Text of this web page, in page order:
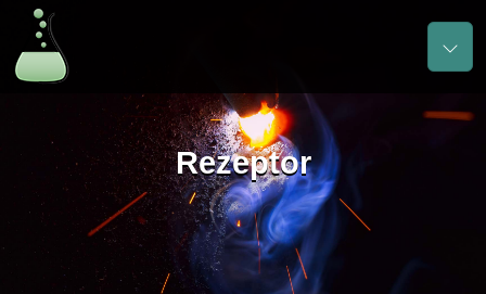
Rezeptor